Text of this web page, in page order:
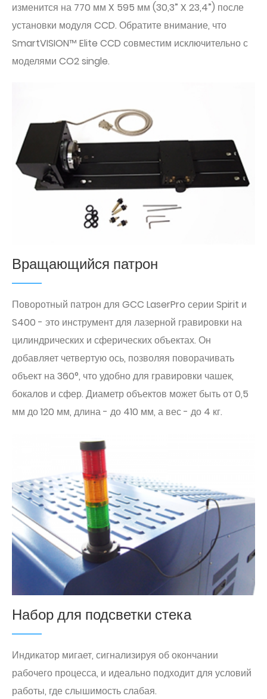
изменится на 770 мм X 595 мм (30,3” X 23,4”) после
установки модуля CCD. Обратите внимание, что
SmartVISION™ Elite CCD совместим исключительно с
моделями CO2 single.
Вращающийся патрон
Поворотный патрон для GCC LaserPro серии Spirit и
S400 - это инструмент для лазерной гравировки на
цилиндрических и сферических объектах. Он
добавляет четвертую ось, позволяя поворачивать
объект на 360°, что удобно для гравировки чашек,
бокалов и сфер. Диаметр объектов может быть от 0,5
мм до 120 мм, длина - до 410 мм, а вес - до 4 кг.
Набор для подсветки стека
Индикатор мигает, сигнализируя об окончании
рабочего процесса, и идеально подходит для условий
работы, где слышимость слабая.